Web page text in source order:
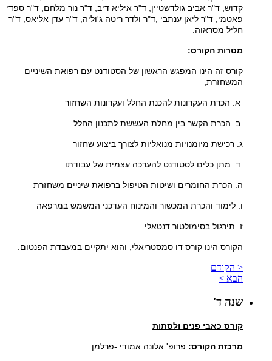
קדוש, ד"ר אביב גולדשטיין, ד"ר איליא דיב, ד"ר נור מלחם, ד"ר ספדי
פאטמי, ד"ר ליאן ענתבי ד"ר ולדר ריטה ג'וליה, ד"ר עדן אליאס, ד"ר
חליל מסראוה.
מטרות הקורס:
קורס זה הינו המפגש הראשון של הסטודנט עם רפואת השיניים
המשחזרת
א. הכרת העקרונות להכנת החלל ועקרונות השחזור
ב. הכרת הקשר בין מחלת העששת לתכנון החלל
ג. רכישת מיומנויות מנואליות לצורך ביצוע שחזור
ד. מתן כלים לסטודנט להערכה עצמית של עבודתו
ה. הכרת החומרים ושיטות הטיפול ברפואת שיניים משחזרת
ו. לימוד והכרת המכשור והמינוח העדכני המשמש במרפאה
ז. תירגול בסימולטור דנטאלי
הקורס הינו קורס דו סמסטריאלי, והוא יתקיים במעבדת הפנטום.
< הקודם
הבא >
שנה ד'
קורס כאבי פנים ולסתות
מרכזת הקורס: פרופ' אלונה אמודי -פרלמן